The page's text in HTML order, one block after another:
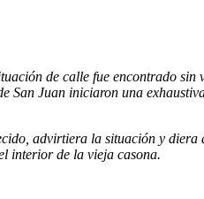
de calle fue encontrado
San Juan iniciaron una
advirtiera la situación y diera
interior de la vieja casona.